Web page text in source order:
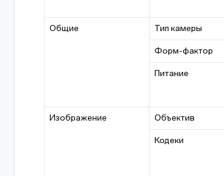
Общие Тип камеры
Форм-фактор
Питание
Изображение Объектив
Кодеки